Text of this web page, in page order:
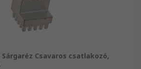
Csavaros csatlakozó,